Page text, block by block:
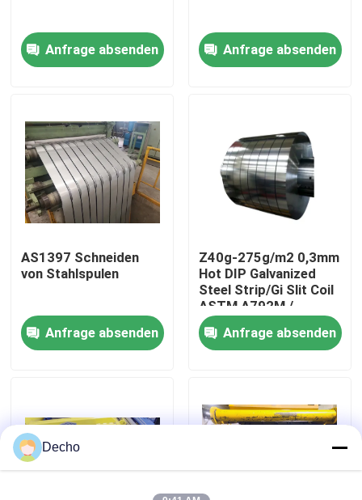
Zu Hause
Über uns
Werksbesichtigung
Neuigkeiten
Bitte um ein Angebot
Farbbeschichtete Stahlspule
Anfrage absenden Anfrage absenden
AS1397 Schneiden
von Stahlspulen
Anfrage absenden
Z40g-275g/m2 0,3mm
Hot DIP Galvanized
Steel Strip/Gi Slit Coil
ASTM A792M /
EN10215
Anfrage absenden
Decho